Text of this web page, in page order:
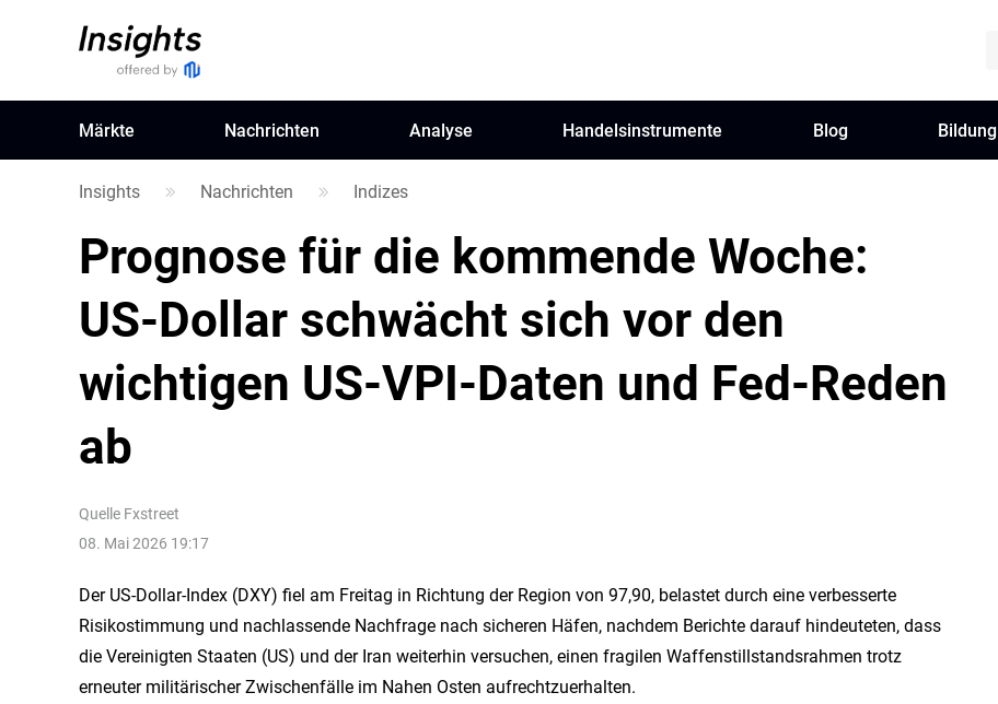
Märkte Nachrichten Analyse Handelsinstrumente Blog Bildung
Insights Nachrichten Indizes
Prognose für die kommende Woche:
US-Dollar schwächt sich vor den
wichtigen US-VPI-Daten und Fed-Reden
ab
Quelle Fxstreet
08. Mai 2026 19:17
Der US-Dollar-Index (DXY) fiel am Freitag in Richtung der Region von 97,90, belastet durch eine verbesserte
Risikostimmung und nachlassende Nachfrage nach sicheren Häfen, nachdem Berichte darauf hindeuteten, dass
die Vereinigten Staaten (US) und der Iran weiterhin versuchen, einen fragilen Waffenstillstandsrahmen trotz
erneuter militärischer Zwischenfälle im Nahen Osten aufrechtzuerhalten.